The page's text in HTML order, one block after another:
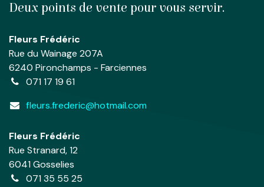
Deux points de vente pour vous servir.
Fleurs Frédéric
Rue du Wainage 207A
6240 Pironchamps - Farciennes
071 17 19 61
fleurs.frederic@hotmail.com
Fleurs Frédéric
Rue Stranard, 12
6041 Gosselies
071 35 55 25